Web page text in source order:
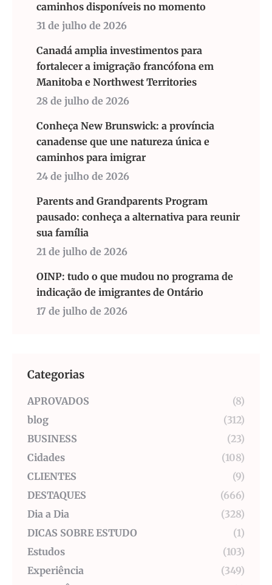
caminhos disponíveis no momento
31 de julho de 2026
Canadá amplia investimentos para
fortalecer a imigração francófona em
Manitoba e Northwest Territories
28 de julho de 2026
Conheça New Brunswick: a província
canadense que une natureza única e
caminhos para imigrar
24 de julho de 2026
Parents and Grandparents Program
pausado: conheça a alternativa para reunir
sua família
21 de julho de 2026
OINP: tudo o que mudou no programa de
indicação de imigrantes de Ontário
17 de julho de 2026
Categorias
APROVADOS
(8)
blog
(312)
BUSINESS
(23)
Cidades
(108)
CLIENTES
(9)
DESTAQUES
(666)
Dia a Dia
(328)
DICAS SOBRE ESTUDO
(1)
Estudos
(103)
Experiência
(349)